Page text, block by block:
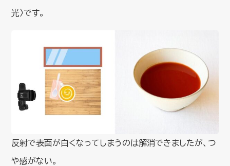
光〉です。
反射で表面が白くなってしまうのは解消できましたが、つ
や感がない。